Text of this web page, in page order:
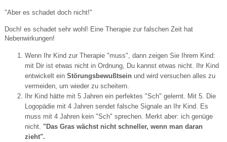
"Aber es schadet doch nicht!"
Doch! es schadet sehr wohl! Eine Therapie zur falschen Zeit hat
Nebenwirkungen!
Wenn Ihr Kind zur Therapie "muss", dann zeigen Sie Ihrem Kind:
mit Dir ist etwas nicht in Ordnung, Du kannst etwas nicht. Ihr Kind
entwickelt ein Störungsbewußtseinund wird versuchen alles zu
vermeiden, um wieder zu scheitern.
Ihr Kind hätte mit 5 Jahren ein perfektes "Sch" gelernt. Mit 5. Die
Logopädie mit 4 Jahren sendet falsche Signale an Ihr Kind. Es
muss mit 4 Jahren kein "Sch" sprechen. Merkt aber: ich genüge
nicht. "Das Gras wächst nicht schneller, wenn man daran
zieht".